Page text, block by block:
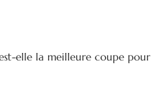
elle la meilleure coupe pour